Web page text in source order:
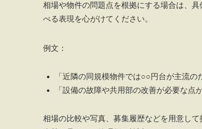
相場や物件の問題点を根拠にする場合は、
べる表現を心がけてください。
例文：
「近隣の同規模物件では○○円台が主流
「設備の故障や共用部の改善が必要な点
相場の比較や写真、募集履歴などを用意し